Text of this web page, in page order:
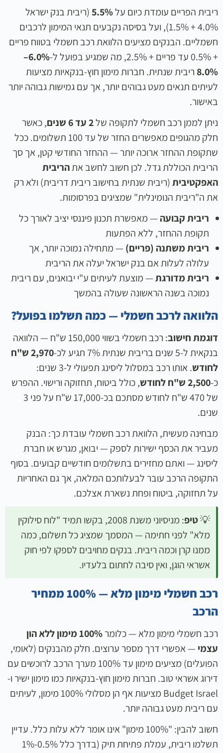
ריבית הפריים עומדת כיום על5.5%(ריבית בנק ישראל
4.0% + 1.5%), ועל בסיסה נקבעים תנאי המימון לרכבים
חשמליים. הבנקים מציעים הלוואת רכב חשמלי בטווח פריים
+ 0.5% עד פריים + 2.5%, מה שמגיע בפועל ל-
6.0%–
8.0%ריבית שנתית. חברות מימון חוץ-בנקאיות מציעות
לעיתים תנאים מעט גבוהים יותר, אך עם גמישות גבוהה יותר
באישור.
ניתן לממן רכב חשמלי לתקופה של2 עד 6 שנים
, כאשר
חלק מהגופים מאפשרים החזר של עד 100 תשלומים. ככל
שתקופת ההחזר ארוכה יותר — ההחזר החודשי קטן, אך סך
הריבית הכוללת גדל. לכן חשוב לחשב אתהריבית
האפקטיבית(ריבית שנתית בחישוב ריבית דריבית) ולא רק
את ה"ריבית הנומינלית" שמציגים בפרסומות.
ריבית קבועה — מאפשרת תכנון פיננסי יציב לאורך כל
תקופת ההחזר, ללא הפתעות
ריבית משתנה (פריים) — מתחילה נמוכה יותר, אך
עלולה לעלות אם בנק ישראל יעלה את הריבית
ריבית מדורגת— מוצעת לעיתים ע"י יבואנים, עם ריבית
נמוכה בשנה הראשונה שעולה בהמשך
הלוואה לרכב חשמלי — כמה תשלמו בפועל?
דוגמת חישוב
: רכב חשמלי בשווי 150,000 ש"ח — הלוואה
בנקאית ל-5 שנים בריבית שנתית 7% תגיע לכ-
2,970 ש"ח
לחודש
. אותו רכב במסלול ליסינג תפעולי ל-3 שנים:
כ-2,500 ש"ח לחודש
, כולל ביטוח, תחזוקה ורישוי. ההפרש
של 470 ש"ח לחודש מסתכם בכ-17,000 ש"ח על פני 3
שנים.
מבחינה מעשית, הלוואת רכב חשמלי עובדת כך: הבנק
מעביר את הכסף ישירות לספק — יבואן, מגרש או חברת
ליסינג — ואתם מחזירים בתשלומים חודשיים קבועים. בסוף
התקופה הרכב עובר לבעלותכם המלאה, אך גם האחריות
על תחזוקה, ביטוח ופחת נשארת אצלכם.
💡טיפ
: מניסיוני משנת 2008, בקשו תמיד "לוח סילוקין
מלא" לפני חתימה — המסמך שמציג כל תשלום, כמה
ממנו קרן וכמה ריבית. בנקים מחויבים לספקו לפי חוק
אשראי הוגן, ואין סיבה לחתום בלעדיו.
רכב חשמלי מימון מלא — 100% ממחיר
הרכב
רכב חשמלי מימון מלא — כלומר
100% מימון ללא הון
עצמי — אפשרי דרך מספר ערוצים. חלק מהבנקים (לאומי,
הפועלים) מציעים מימון עד 100% מערך הרכב לרוכשים עם
דירוג אשראי טוב. חברות מימון חוץ-בנקאיות כמו מימון ישיר ו-
Budget Israel מציעות אף הן מסלולי 100% מימון, לעיתים
עם ריבית מעט גבוהה יותר.
חשוב להבין: "100% מימון" אינו אומר ללא עלות כלל. עדיין
תשלמו ריבית, עמלת פתיחת תיק (בדרך כלל 0.5%-1%